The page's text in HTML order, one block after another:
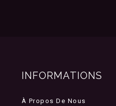
INFORMATIONS
À Propos De Nous